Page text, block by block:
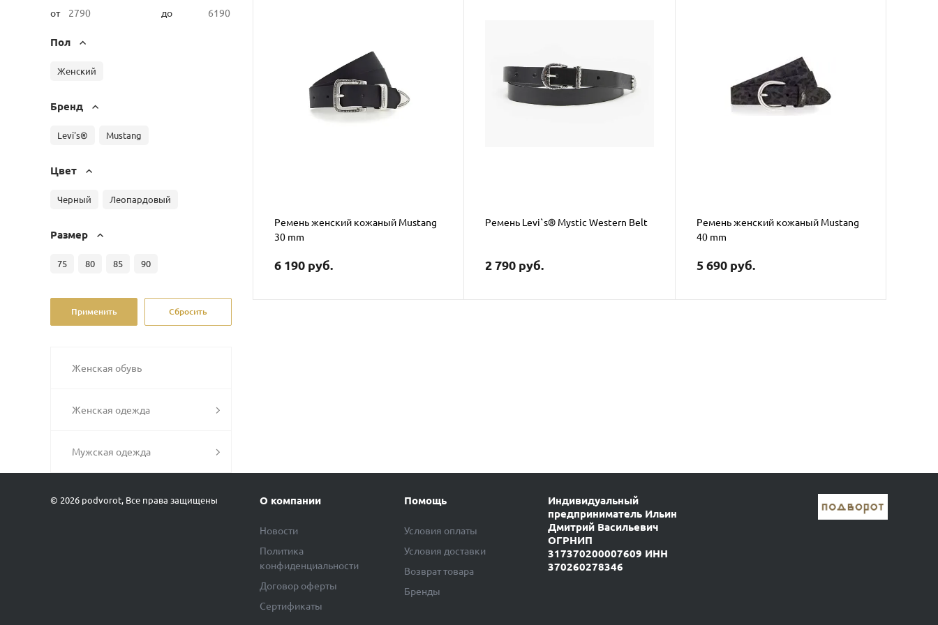
от до
Пол
Женский
Бренд
Levi's® Mustang
Цвет
Черный Леопардовый
Размер
75 80 85 90
Женская обувь
Женская одежда
Мужская одежда
Ремень женский кожаный Mustang
30 mm
6 190 руб.
Ремень Levi`s® Mystic Western Belt
2 790 руб.
Ремень женский кожаный Mustang
40 mm
5 690 руб.
© 2026 podvorot, Все права защищены О компании
Новости
Политика
конфиденциальности
Договор оферты
Сертификаты
Помощь
Условия оплаты
Условия доставки
Возврат товара
Бренды
Индивидуальный
предприниматель Ильин
Дмитрий Васильевич
ОГРНИП
317370200007609 ИНН
370260278346